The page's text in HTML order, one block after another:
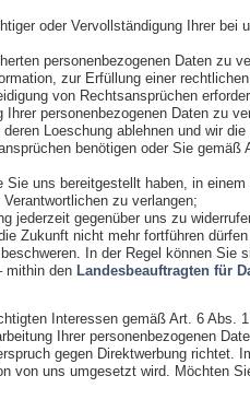
oder Vervollständigung Ihrer bei
personenbezogenen Daten zu
zur Erfüllung einer
von Rechtsansprüchen
personenbezogenen Daten zu
Loeschung ablehnen und wir
benötigen oder Sie gemäß
uns bereitgestellt haben, in
zu verlangen;
jederzeit gegenüber uns zu
Zukunft nicht mehr fortführen dürfen
In der Regel können Sie
mithin den Landesbeauftragten für
Interessen gemäß Art. 6 Abs.
Ihrer personenbezogenen
gegen Direktwerbung richtet.
von uns umgesetzt wird. Möchten